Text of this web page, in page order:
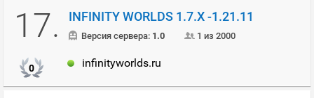
17. INFINITY WORLDS 1.7.X -1.21.11
Версия сервера: 1.0 1 из 2000
0 infinityworlds.ru